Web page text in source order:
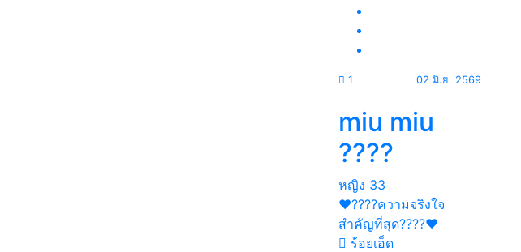
1 02 มิ.ย. 2569
miu miu
????
หญิง 33
❤️????ความจริงใจ
สำคัญที่สุด????❤️
ร้อยเอ็ด